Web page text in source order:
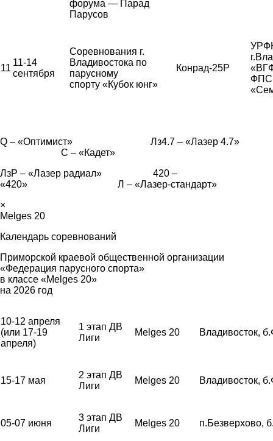
форума — Парад
Парусов
11
11-14
сентября
Соревнования г.
Владивостока по
парусному
спорту «Кубок юнг»
Конрад-25Р
Q – «Оптимист» Лз4.7 – «Лазер 4.7»
С – «Кадет»
ЛзР – «Лазер радиал» 420 –
«420» Л – «Лазер-стандарт»
×
Melges 20
Календарь соревнований
Приморской краевой общественной организации
«Федерация парусного спорта»
в классе «Melges 20»
на 2026 год
10-12 апреля
(или 17-19
апреля)
1 этап ДВ
Лиги
Melges 20 Владивосток,
15-17 мая
2 этап ДВ
Лиги
Melges 20 Владивосток,
05-07 июня
3 этап ДВ
Лиги
Melges 20 п.Безверхово,